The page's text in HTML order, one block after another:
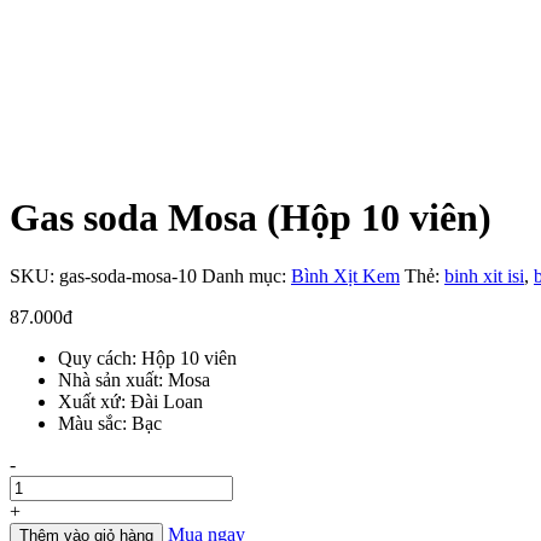
Gas soda Mosa (Hộp 10 viên)
SKU: gas-soda-mosa-10 Danh mục: Bình Xịt Kem Thẻ: binh xit isi,
87.000đ
Quy cách: Hộp 10 viên
Nhà sản xuất: Mosa
Xuất xứ: Đài Loan
Màu sắc: Bạc
Số
lượng
-
+
Thêm vào giỏ hàng Mua ngay